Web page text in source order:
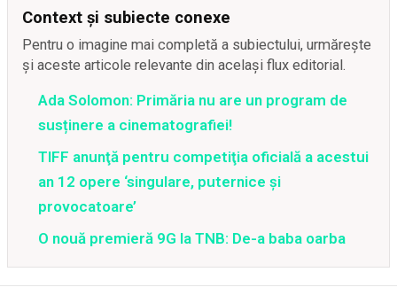
Context și subiecte conexe
Pentru o imagine mai completă a subiectului, urmărește
și aceste articole relevante din același flux editorial.
Ada Solomon: Primăria nu are un program de
susținere a cinematografiei!
TIFF anunţă pentru competiţia oficială a acestui
an 12 opere ‘singulare, puternice şi
provocatoare’
O nouă premieră 9G la TNB: De-a baba oarba